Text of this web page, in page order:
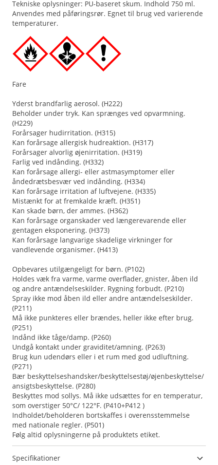
Tekniske oplysninger: PU-baseret skum. Indhold 750 ml.
Anvendes med påføringsrør. Egnet til brug ved varierende
temperaturer.
Fare
Yderst brandfarlig aerosol. (H222)
Beholder under tryk. Kan sprænges ved opvarmning.
(H229)
Forårsager hudirritation. (H315)
Kan forårsage allergisk hudreaktion. (H317)
Forårsager alvorlig øjenirritation. (H319)
Farlig ved indånding. (H332)
Kan forårsage allergi- eller astmasymptomer eller
åndedrætsbesvær ved indånding. (H334)
Kan forårsage irritation af luftvejene. (H335)
Mistænkt for at fremkalde kræft. (H351)
Kan skade børn, der ammes. (H362)
Kan forårsage organskader ved længerevarende eller
gentagen eksponering. (H373)
Kan forårsage langvarige skadelige virkninger for
vandlevende organismer. (H413)
Opbevares utilgængeligt for børn. (P102)
Holdes væk fra varme, varme overflader, gnister, åben ild
og andre antændelseskilder. Rygning forbudt. (P210)
Spray ikke mod åben ild eller andre antændelseskilder.
(P211)
Må ikke punkteres eller brændes, heller ikke efter brug.
(P251)
Indånd ikke tåge/damp. (P260)
Undgå kontakt under graviditet/amning. (P263)
Brug kun udendørs eller i et rum med god udluftning.
(P271)
Bær beskyttelseshandsker/beskyttelsestøj/øjenbeskyttelse/
ansigtsbeskyttelse. (P280)
Beskyttes mod sollys. Må ikke udsættes for en temperatur,
som overstiger 50°C/ 122°F. (P410+P412 )
Indholdet/beholderen bortskaffes i overensstemmelse
med nationale regler. (P501)
Følg altid oplysningerne på produktets etiket.
Specifikationer